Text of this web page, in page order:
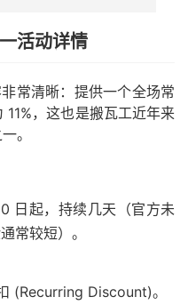
活动详情
常清晰：提供一个全场常
，这也是搬瓦工近年来
。
日起，持续几天（官方未
常较短）。
(Recurring Discount)。